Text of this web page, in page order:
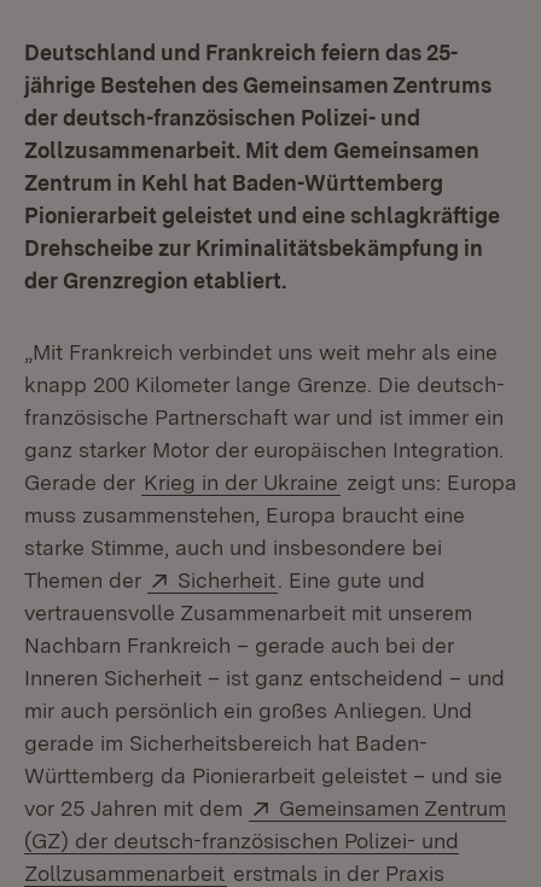
Deutschland und Frankreich feiern das 25-
jährige Bestehen des Gemeinsamen Zentrums
der deutsch-französischen Polizei- und
Zollzusammenarbeit. Mit dem Gemeinsamen
Zentrum in Kehl hat Baden-Württemberg
Pionierarbeit geleistet und eine schlagkräftige
Drehscheibe zur Kriminalitätsbekämpfung in
der Grenzregion etabliert.
„Mit Frankreich verbindet uns weit mehr als eine
knapp 200 Kilometer lange Grenze. Die deutsch-
französische Partnerschaft war und ist immer ein
ganz starker Motor der europäischen Integration.
Gerade der Krieg in der Ukraine zeigt uns: Europa
muss zusammenstehen, Europa braucht eine
starke Stimme, auch und insbesondere bei
Themen der
Extern:
Sicherheit (Öffnet in neuem Fenster)
. Eine gute und
vertrauensvolle Zusammenarbeit mit unserem
Nachbarn Frankreich – gerade auch bei der
Inneren Sicherheit – ist ganz entscheidend – und
mir auch persönlich ein großes Anliegen. Und
gerade im Sicherheitsbereich hat Baden-
Württemberg da Pionierarbeit geleistet – und sie
vor 25 Jahren mit dem
Extern:
Gemeinsamen Zentrum
(GZ) der deutsch-französischen Polizei- und
Zollzusammenarbeit (Öffnet in neuem Fenster)
erstmals in der Praxis